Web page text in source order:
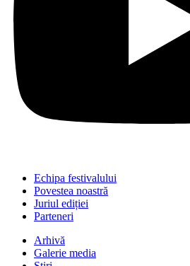
Echipa festivalului
Povestea noastră
Juriul ediției
Parteneri
Arhivă
Galerie media